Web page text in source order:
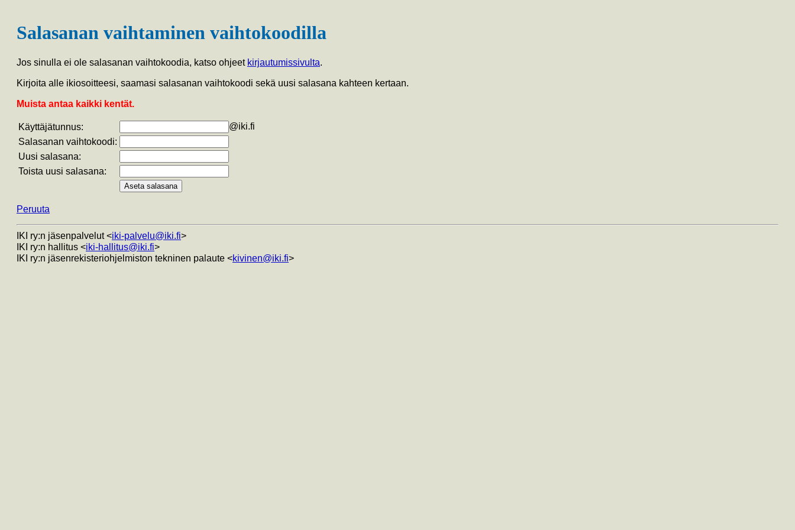
Salasanan vaihtaminen vaihtokoodilla
Jos sinulla ei ole salasanan vaihtokoodia, katso ohjeet kirjautumissivulta.
Kirjoita alle ikiosoitteesi, saamasi salasanan vaihtokoodi sekä uusi salasana kahteen kertaan.
Muista antaa kaikki kentät.
Käyttäjätunnus:
@iki.fi
Salasanan vaihtokoodi:
Uusi salasana:
Toista uusi salasana:
Peruuta
IKI ry:n jäsenpalvelut <iki-palvelu@iki.fi>
IKI ry:n hallitus <iki-hallitus@iki.fi>
IKI ry:n jäsenrekisteriohjelmiston tekninen palaute <kivinen@iki.fi>